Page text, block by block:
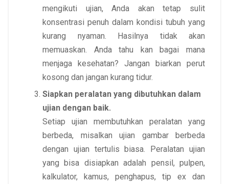
mengikuti ujian, Anda akan tetap sulit
konsentrasi penuh dalam kondisi tubuh yang
kurang nyaman. Hasilnya tidak akan
memuaskan. Anda tahu kan bagai mana
menjaga kesehatan? Jangan biarkan perut
kosong dan jangan kurang tidur.
Siapkan peralatan yang dibutuhkan dalam
ujian dengan baik.
Setiap ujian membutuhkan peralatan yang
berbeda, misalkan ujian gambar berbeda
dengan ujian tertulis biasa. Peralatan ujian
yang bisa disiapkan adalah pensil, pulpen,
kalkulator, kamus, penghapus, tip ex dan